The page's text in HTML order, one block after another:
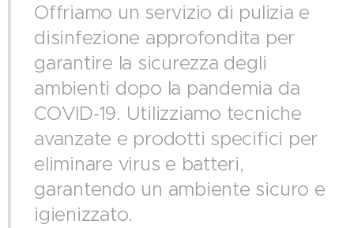
Offriamo un servizio di pulizia e
disinfezione approfondita per
garantire la sicurezza degli
ambienti dopo la pandemia da
COVID-19. Utilizziamo tecniche
avanzate e prodotti specifici per
eliminare virus e batteri,
garantendo un ambiente sicuro e
igienizzato.